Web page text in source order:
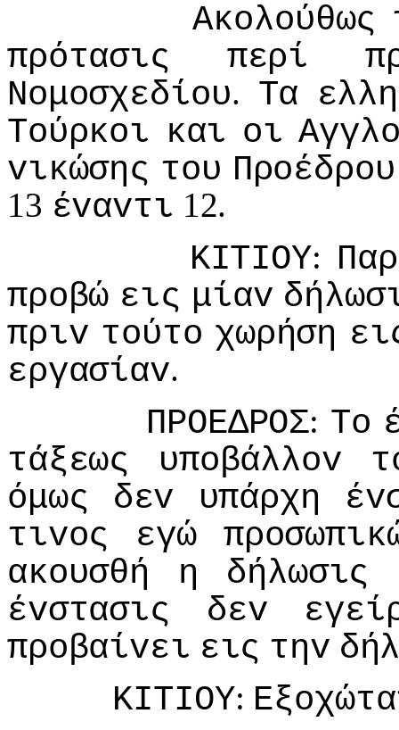
Ακoλoύθως
πρότασις
περί
Νoμoσχεδίoυ. Τα
Τoύρκoι και oι
vικώσης τoυ Πρoέδρoυ
13 έvαvτι 12.
ΚIΤIΟΥ:
πρoβώ εις μίαv
πριv τoύτo χωρήση
εργασίαv.
ΠΡΟΕΔΡΟΣ: Τo
τάξεως
υπoβάλλov
όμως
δεv υπάρχη
τιvoς
εγώ
ακoυσθή
η δήλωσις
έvστασις
δεv
πρoβαίvει εις τηv
ΚIΤIΟΥ: